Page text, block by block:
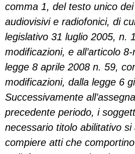
comma 1, del testo unico
audiovisivi e radiofonici, di
legislativo 31 luglio 2005, n.
modificazioni, e all’articolo
legge 8 aprile 2008 n. 59,
modificazioni, dalla legge 6
Successivamente
precedente periodo, i
necessario titolo abilitativo
compiere atti che comportino